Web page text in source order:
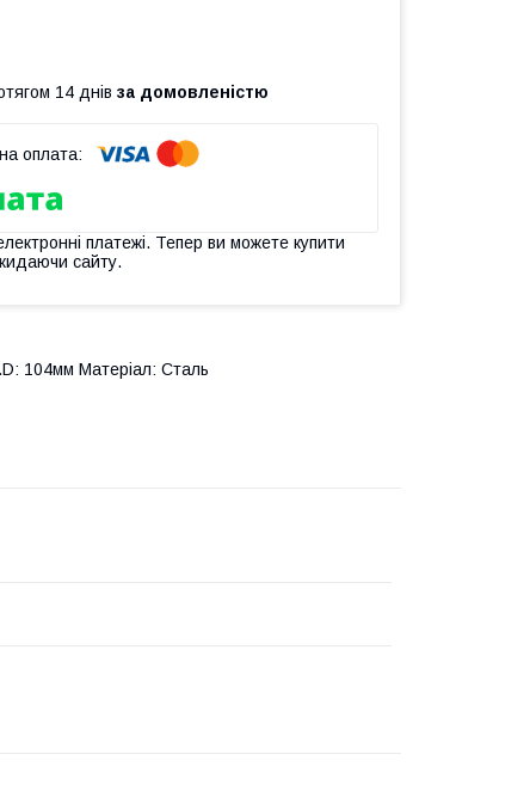
14 днів за домовленістю
платежі. Тепер ви можете купити
сайту.
104мм Матеріал: Сталь